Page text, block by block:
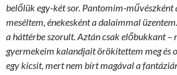
belőlük egy-két sor. Pantomim-
meséltem, énekesként a dalaimmal
a háttérbe szorult. Aztán csak előbukkant –
gyermekeim kalandjait örökítettem meg és
egy kicsit, mert nem bírt magával a